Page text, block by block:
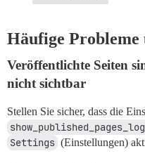
Häufige Probleme
Veröffentlichte Seiten
nicht sichtbar
Stellen Sie sicher, dass die
Settings (Einstellungen)